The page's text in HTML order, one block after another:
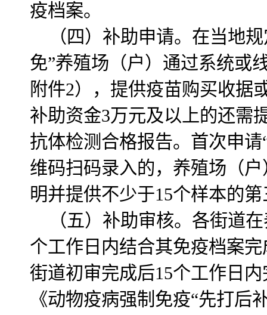
疫档案。
（四）补助申请。在当地
免”养殖场（户）通过系统或
附件2），提供疫苗购买收据
补助资金3万元及以上的还需
抗体检测合格报告。首次申
维码扫码录入的，养殖场（
明并提供不少于15个样本的
（五）补助审核。各街道
个工作日内结合其免疫档案
街道初审完成后15个工作日
《动物疫病强制免疫“先打后